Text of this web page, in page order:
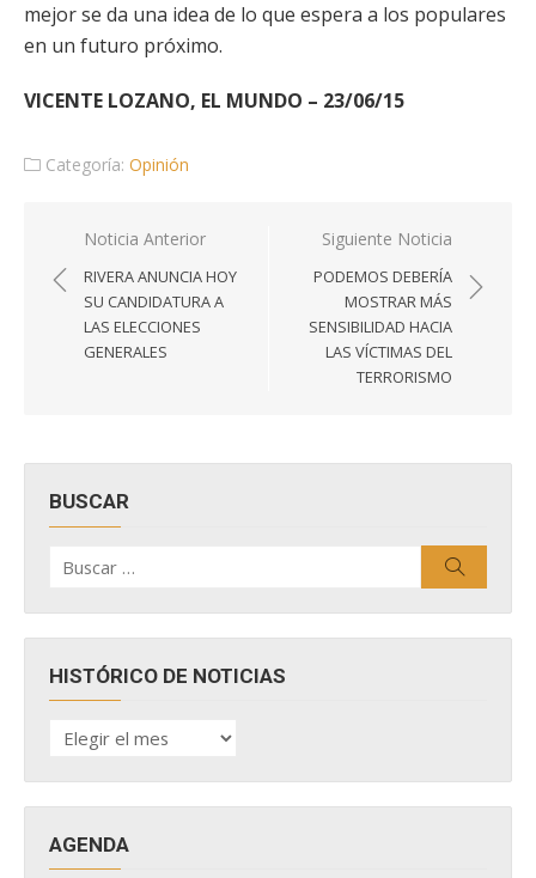
mejor se da una idea de lo que espera a los populares
en un futuro próximo.
VICENTE LOZANO, EL MUNDO – 23/06/15
Categoría: Opinión
Navegación
de
entradas
Noticia Anterior
RIVERA ANUNCIA HOY
SU CANDIDATURA A
LAS ELECCIONES
GENERALES
Siguiente Noticia
PODEMOS DEBERÍA
MOSTRAR MÁS
SENSIBILIDAD HACIA
LAS VÍCTIMAS DEL
TERRORISMO
BUSCAR
por:
HISTÓRICO DE NOTICIAS
HISTÓRICO
DE
AGENDA